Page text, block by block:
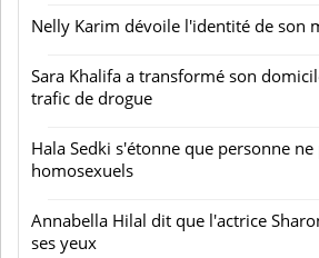
Nelly Karim dévoile l'identité de son
Sara Khalifa a transformé son
trafic de drogue
Hala Sedki s'étonne que personne ne
homosexuels
Annabella Hilal dit que l'actrice
ses yeux